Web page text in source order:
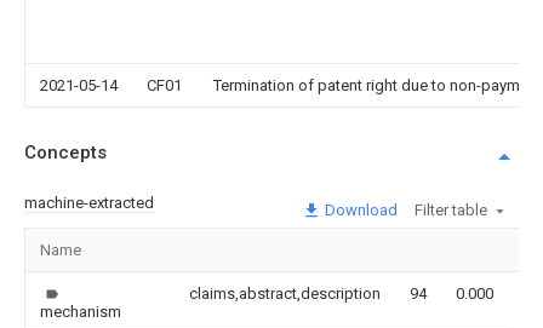
2021-05-14 CF01 Termination of patent right due to non-
Concepts
machine-extracted Download Filter table
Name
mechanism
claims,abstract,description 94 0.000